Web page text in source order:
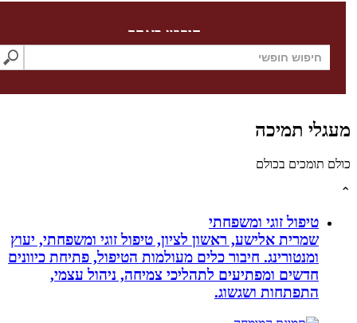
חיפוש באתר
תמיכה
תומכים בכולם
טיפול זוגי ומשפחתי
שמרית אלישע, ראשון לציון, טיפול זוגי ומשפחתי, יעוץ
ומנטורינג. חיבור כלים מעולמות הטיפול, פתיחת כיוונים
חדשים ומפתיעים לתהליכי צמיחה, ניהול עצמי,
התפתחות ושגשוג.